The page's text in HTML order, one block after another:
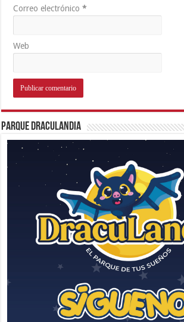
Correo electrónico*
Web
Parque Draculandia